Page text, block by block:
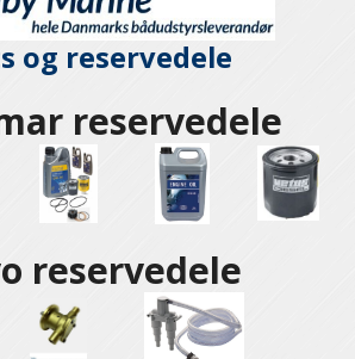
og reservedele
reservedele
reservedele